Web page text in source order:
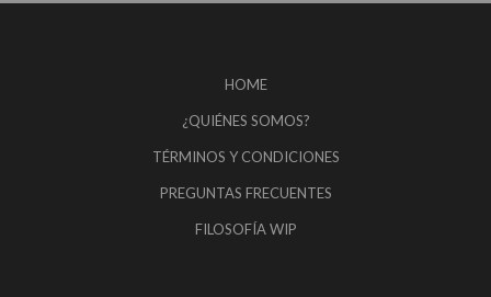
HOME
¿QUIÉNES SOMOS?
TÉRMINOS Y CONDICIONES
PREGUNTAS FRECUENTES
FILOSOFÍA WIP